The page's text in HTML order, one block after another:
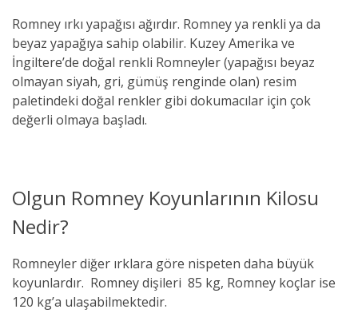
Romney ırkı yapağısı ağırdır. Romney ya renkli ya da
beyaz yapağıya sahip olabilir. Kuzey Amerika ve
İngiltere’de doğal renkli Romneyler (yapağısı beyaz
olmayan siyah, gri, gümüş renginde olan) resim
paletindeki doğal renkler gibi dokumacılar için çok
değerli olmaya başladı.
Olgun Romney Koyunlarının Kilosu
Nedir?
Romneyler diğer ırklara göre nispeten daha büyük
koyunlardır. Romney dişileri 85 kg, Romney koçlar ise
120 kg’a ulaşabilmektedir.